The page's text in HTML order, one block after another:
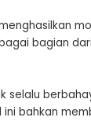
bagian
selalu
ini bahkan